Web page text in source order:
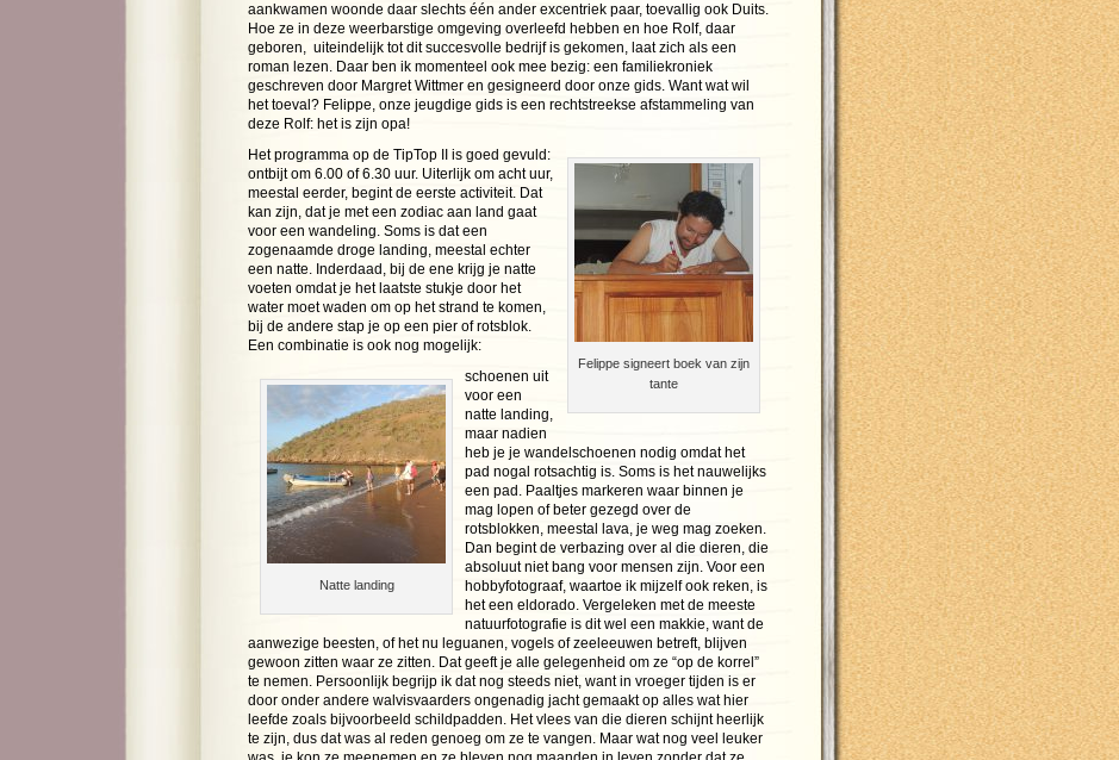
aankwamen woonde daar slechts één ander excentriek paar, toevallig ook Duits.
Hoe ze in deze weerbarstige omgeving overleefd hebben en hoe Rolf, daar
geboren, uiteindelijk tot dit succesvolle bedrijf is gekomen, laat zich als een
roman lezen. Daar ben ik momenteel ook mee bezig: een familiekroniek
geschreven door Margret Wittmer en gesigneerd door onze gids. Want wat wil
het toeval? Felippe, onze jeugdige gids is een rechtstreekse afstammeling van
deze Rolf: het is zijn opa!
Felippe signeert boek van zijn
tante
Het programma op de TipTop II is goed gevuld:
ontbijt om 6.00 of 6.30 uur. Uiterlijk om acht uur,
meestal eerder, begint de eerste activiteit. Dat
kan zijn, dat je met een zodiac aan land gaat
voor een wandeling. Soms is dat een
zogenaamde droge landing, meestal echter
een natte. Inderdaad, bij de ene krijg je natte
voeten omdat je het laatste stukje door het
water moet waden om op het strand te komen,
bij de andere stap je op een pier of rotsblok.
Een combinatie is ook nog mogelijk:
Natte landing
schoenen uit
voor een
natte landing,
maar nadien
heb je je wandelschoenen nodig omdat het
pad nogal rotsachtig is. Soms is het nauwelijks
een pad. Paaltjes markeren waar binnen je
mag lopen of beter gezegd over de
rotsblokken, meestal lava, je weg mag zoeken.
Dan begint de verbazing over al die dieren, die
absoluut niet bang voor mensen zijn. Voor een
hobbyfotograaf, waartoe ik mijzelf ook reken, is
het een eldorado. Vergeleken met de meeste
natuurfotografie is dit wel een makkie, want de
aanwezige beesten, of het nu leguanen, vogels of zeeleeuwen betreft, blijven
gewoon zitten waar ze zitten. Dat geeft je alle gelegenheid om ze “op de korrel”
te nemen. Persoonlijk begrijp ik dat nog steeds niet, want in vroeger tijden is er
door onder andere walvisvaarders ongenadig jacht gemaakt op alles wat hier
leefde zoals bijvoorbeeld schildpadden. Het vlees van die dieren schijnt heerlijk
te zijn, dus dat was al reden genoeg om ze te vangen. Maar wat nog veel leuker